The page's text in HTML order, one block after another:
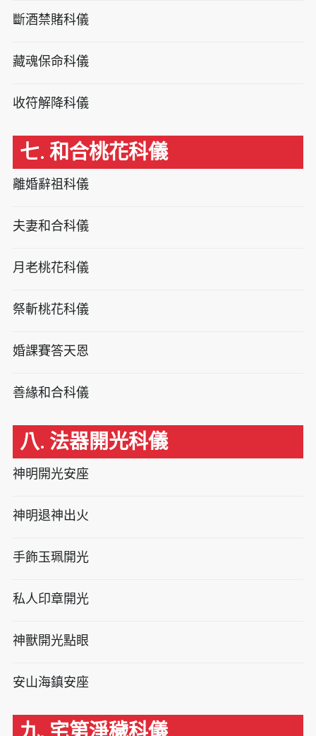
斷酒禁賭科儀
藏魂保命科儀
收符解降科儀
七. 和合桃花科儀
離婚辭祖科儀
夫妻和合科儀
月老桃花科儀
祭斬桃花科儀
婚課賽答天恩
善緣和合科儀
八. 法器開光科儀
神明開光安座
神明退神出火
手飾玉珮開光
私人印章開光
神獸開光點眼
安山海鎮安座